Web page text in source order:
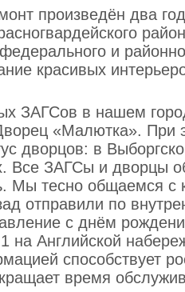
произведён два
и
красивых
ЗАГСов в нашем
«Малютка». При
дворцов: в
Все ЗАГСы и дворцы
Мы тесно общаемся с
отправили по
с днём
на Английской
способствует
время